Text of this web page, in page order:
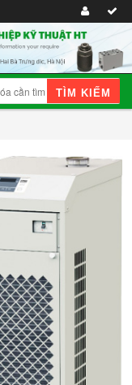
TÌM KIẾM